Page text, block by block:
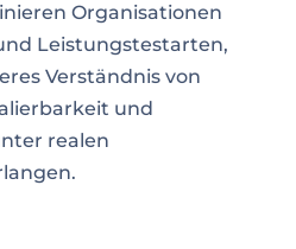
Organisationen
Leistungstestarten,
Verständnis von
und
realen